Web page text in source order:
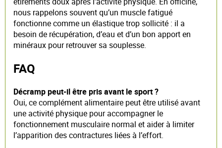
nous rappelons souvent qu’un muscle fatigué
fonctionne comme un élastique trop sollicité : il a
besoin de récupération, d’eau et d’un bon apport en
minéraux pour retrouver sa souplesse.
FAQ
Décramp peut-il être pris avant le sport ?
Oui, ce complément alimentaire peut être utilisé avant
une activité physique pour accompagner le
fonctionnement musculaire normal et aider à limiter
l’apparition des contractures liées à l’effort.